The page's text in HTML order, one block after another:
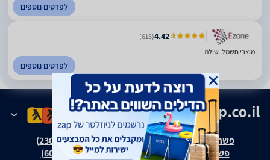
לפרטים נוספים
4.42
(615)
מוצרי חשמל. שילת
לפרטים נוספים
פשרה בת"צ אבנצ'יק נ' זאפ גרופ (ת"צ 23008-08-20)
פשרה בת"צ כהנים נ' זאפ גרופ (ת"צ 60371-12-19)